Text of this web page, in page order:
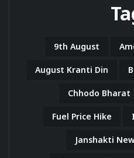
9th August
August Kranti Din
Chhodo Bharat
Fuel Price Hike
Janshakti